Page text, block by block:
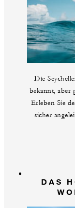
Die
bekannt, aber
Erleben Sie
sicher
DAS